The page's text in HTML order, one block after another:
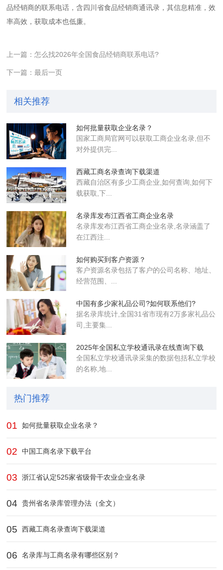
品经销商的联系电话，含四川省食品经销商通讯录，其信息精准，效
率高效，获取成本也低廉。
上一篇：怎么找2026年全国食品经销商联系电话?
下一篇：最后一页
相关推荐
如何批量获取企业名录？
国家工商局官网可以获取工商企业名录,但不
对外提供完...
西藏工商名录查询下载渠道‌
西藏自治区有多少工商企业,如何查询,如何下
载获取,下...
名录库发布江西省工商企业名录
名录库​发布江西省工商企业名录,名录涵盖了
在江西注...
如何购买到客户资源？
客户资源名录包括了客户的公司名称、地址、
经营范围、...
中国有多少家礼品公司?如何联系他们?
据名录库统计,全国31省市现有2万多家礼品公
司,主要集...
2025年全国私立学校通讯录在线查询下载
全国私立学校通讯录采集的数据包括私立学校
的名称,地...
热门推荐
01 如何批量获取企业名录？
02 中国工商名录下载平台
03 浙江省认定525家省级骨干农业企业​名录
04 贵州省名录库管理办法（全文）
05 西藏工商名录查询下载渠道‌
06 名录库与工商名录有哪些区别？